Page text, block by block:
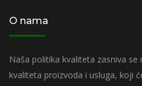
O nama
Naša politika kvaliteta zasniva
kvaliteta proizvoda i usluga, koji